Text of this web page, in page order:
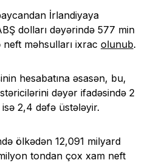
İrlandiyaya
dolları dəyərində 577 min
məhsulları ixrac olunub.
hesabatına əsasən, bu,
dəyər ifadəsində 2
isə 2,4 dəfə üstələyir.
ölkədən 12,091 milyard
tondan çox xam neft